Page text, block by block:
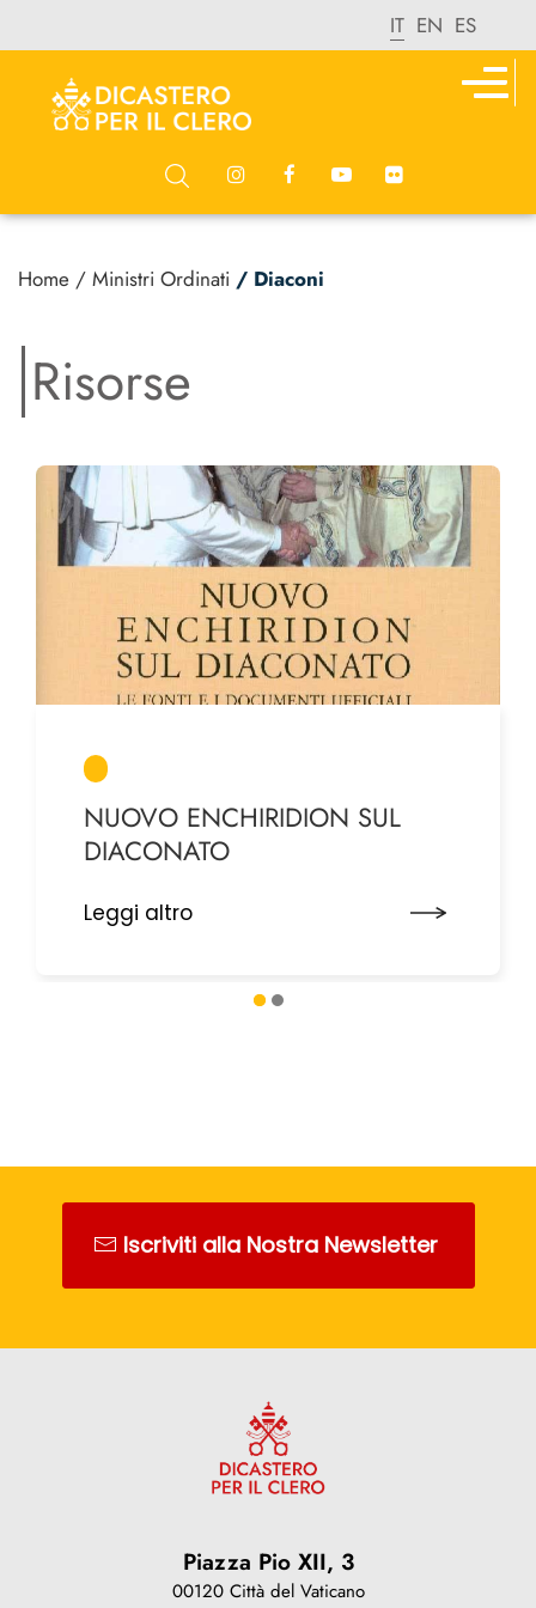
IT EN ES
Home / Ministri Ordinati / Diaconi
Risorse
NUOVO ENCHIRIDION SUL
DIACONATO
Leggi altro
1 2
Iscriviti alla Nostra Newsletter
Piazza Pio XII, 3
00120 Città del Vaticano